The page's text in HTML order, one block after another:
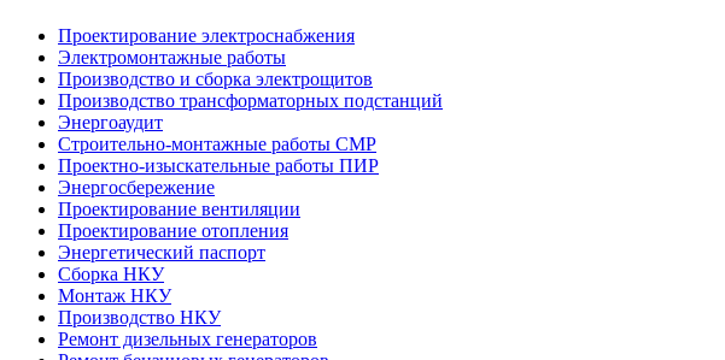
Проектирование электроснабжения
Электромонтажные работы
Производство и сборка электрощитов
Производство трансформаторных подстанций
Энергоаудит
Строительно-монтажные работы СМР
Проектно-изыскательные работы ПИР
Энергосбережение
Проектирование вентиляции
Проектирование отопления
Энергетический паспорт
Сборка НКУ
Монтаж НКУ
Производство НКУ
Ремонт дизельных генераторов